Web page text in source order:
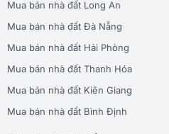
Mua bán nhà đất Long An
Mua bán nhà đất Đà Nẵng
Mua bán nhà đất Hải Phòng
Mua bán nhà đất Thanh Hóa
Mua bán nhà đất Kiên Giang
Mua bán nhà đất Bình Định